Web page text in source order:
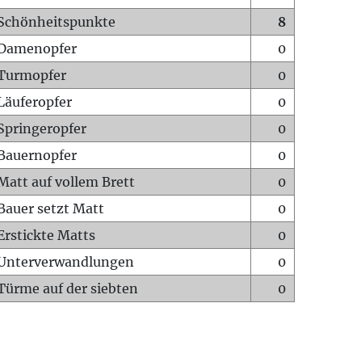
8
0
0
0
0
0
auf vollem Brett
0
setzt Matt
0
Matts
0
0
auf der siebten
0